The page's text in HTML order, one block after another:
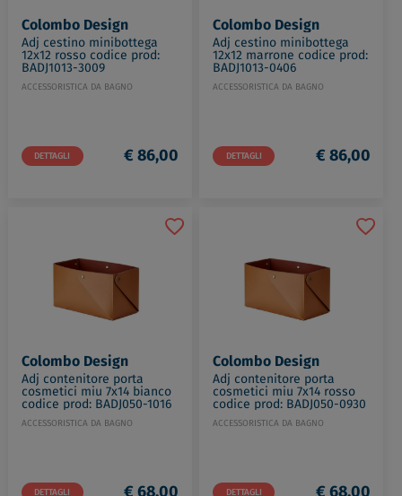
Colombo Design
Adj cestino minibottega
12x12 rosso codice prod:
BADJ1013-3009
ACCESSORISTICA DA BAGNO
DETTAGLI € 86,00
Colombo Design
Adj cestino minibottega
12x12 marrone codice prod:
BADJ1013-0406
ACCESSORISTICA DA BAGNO
DETTAGLI € 86,00
Colombo Design
Adj contenitore porta
cosmetici miu 7x14 bianco
codice prod: BADJ050-1016
ACCESSORISTICA DA BAGNO
DETTAGLI € 68,00
Colombo Design
Adj contenitore porta
cosmetici miu 7x14 rosso
codice prod: BADJ050-0930
ACCESSORISTICA DA BAGNO
DETTAGLI € 68,00